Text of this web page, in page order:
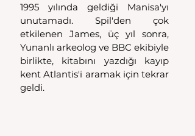
1995 yılında geldiği Manisa'yı
unutamadı. Spil'den çok
etkilenen James, üç yıl sonra,
Yunanlı arkeolog ve BBC ekibiyle
birlikte, kitabını yazdığı kayıp
kent Atlantis'i aramak için tekrar
geldi.